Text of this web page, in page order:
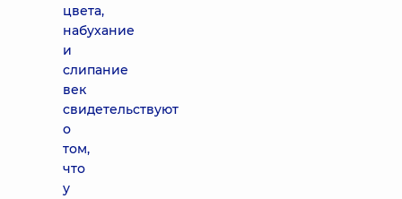
цвета,
набухание
и
слипание
век
свидетельствуют
о
том,
что
у